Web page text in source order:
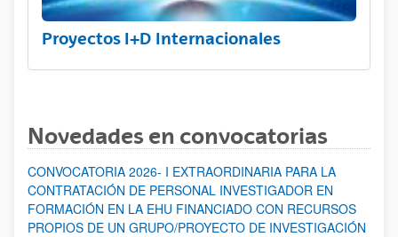
Proyectos I+D Internacionales
Novedades en convocatorias
CONVOCATORIA 2026- I EXTRAORDINARIA PARA LA
CONTRATACIÓN DE PERSONAL INVESTIGADOR EN
FORMACIÓN EN LA EHU FINANCIADO CON RECURSOS
PROPIOS DE UN GRUPO/PROYECTO DE INVESTIGACIÓN